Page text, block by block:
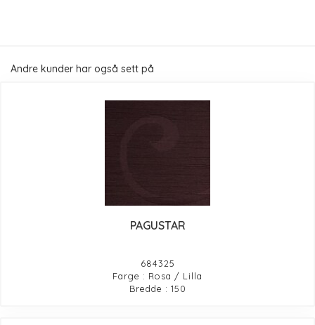
Andre kunder har også sett på
PAGUSTAR
684325
Farge : Rosa / Lilla
Bredde : 150